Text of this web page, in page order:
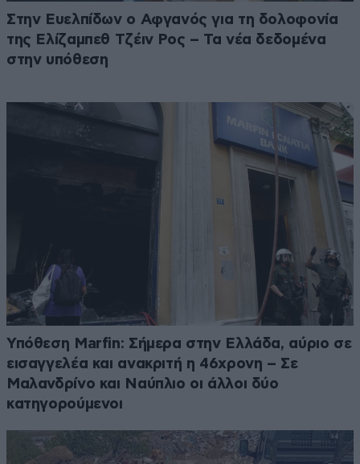
Στην Ευελπίδων ο Αφγανός για τη δολοφονία
της Ελίζαμπεθ Τζέιν Ρος – Τα νέα δεδομένα
στην υπόθεση
Υπόθεση Marfin: Σήμερα στην Ελλάδα, αύριο σε
εισαγγελέα και ανακριτή η 46χρονη – Σε
Μαλανδρίνο και Ναύπλιο οι άλλοι δύο
κατηγορούμενοι